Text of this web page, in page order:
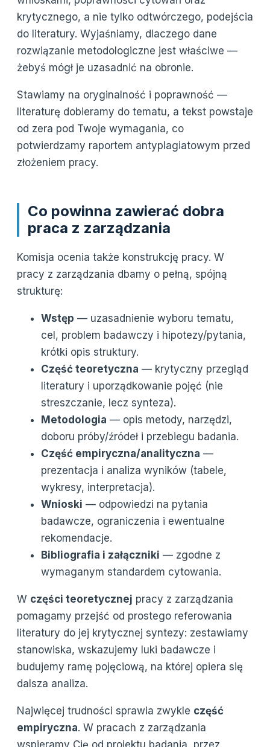
krytycznego, a nie tylko odtwórczego, podejścia
do literatury. Wyjaśniamy, dlaczego dane
rozwiązanie metodologiczne jest właściwe —
żebyś mógł je uzasadnić na obronie.
Stawiamy na oryginalność i poprawność —
literaturę dobieramy do tematu, a tekst powstaje
od zera pod Twoje wymagania, co
potwierdzamy raportem antyplagiatowym przed
złożeniem pracy.
Co powinna zawierać dobra
praca z zarządzania
Komisja ocenia także konstrukcję pracy. W
pracy z zarządzania dbamy o pełną, spójną
strukturę:
Wstęp — uzasadnienie wyboru tematu,
cel, problem badawczy i hipotezy/pytania,
krótki opis struktury.
Część teoretyczna — krytyczny przegląd
literatury i uporządkowanie pojęć (nie
streszczanie, lecz synteza).
Metodologia — opis metody, narzędzi,
doboru próby/źródeł i przebiegu badania.
Część empiryczna/analityczna —
prezentacja i analiza wyników (tabele,
wykresy, interpretacja).
Wnioski — odpowiedzi na pytania
badawcze, ograniczenia i ewentualne
rekomendacje.
Bibliografia i załączniki — zgodne z
wymaganym standardem cytowania.
W części teoretycznej pracy z zarządzania
pomagamy przejść od prostego referowania
literatury do jej krytycznej syntezy: zestawiamy
stanowiska, wskazujemy luki badawcze i
budujemy ramę pojęciową, na której opiera się
dalsza analiza.
Najwięcej trudności sprawia zwykle część
empiryczna. W pracach z zarządzania
wspieramy Cię od projektu badania, przez